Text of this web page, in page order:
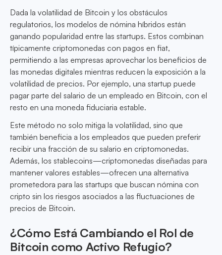
Dada la volatilidad de Bitcoin y los obstáculos
regulatorios, los modelos de nómina híbridos están
ganando popularidad entre las startups. Estos combinan
típicamente criptomonedas con pagos en fiat,
permitiendo a las empresas aprovechar los beneficios de
las monedas digitales mientras reducen la exposición a la
volatilidad de precios. Por ejemplo, una startup puede
pagar parte del salario de un empleado en Bitcoin, con el
resto en una moneda fiduciaria estable.
Este método no solo mitiga la volatilidad, sino que
también beneficia a los empleados que pueden preferir
recibir una fracción de su salario en criptomonedas.
Además, los stablecoins—criptomonedas diseñadas para
mantener valores estables—ofrecen una alternativa
prometedora para las startups que buscan nómina con
cripto sin los riesgos asociados a las fluctuaciones de
precios de Bitcoin.
¿Cómo Está Cambiando el Rol de
Bitcoin como Activo Refugio?